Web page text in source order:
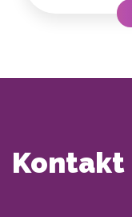
produktowej,
Kontakt